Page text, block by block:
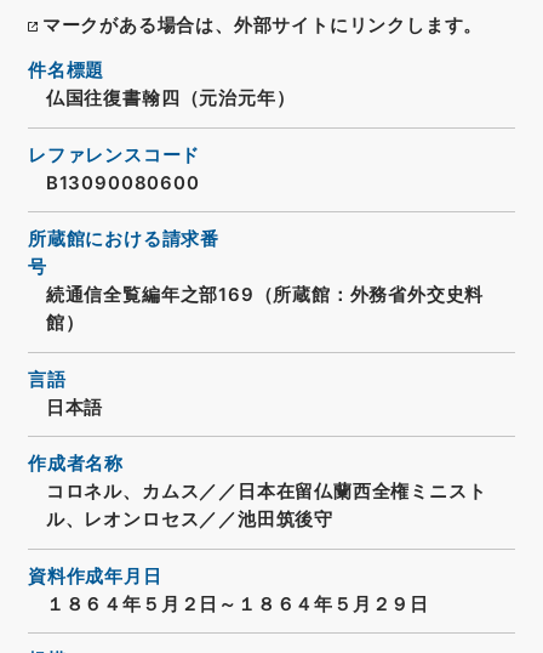
マークがある場合は、外部サイトにリンクします。
件名標題
仏国往復書翰四（元治元年）
レファレンスコード
B13090080600
所蔵館における請求番
号
続通信全覧編年之部169（所蔵館：外務省外交史料
館）
言語
日本語
作成者名称
コロネル、カムス／／日本在留仏蘭西全権ミニスト
ル、レオンロセス／／池田筑後守
資料作成年月日
１８６４年５月２日～１８６４年５月２９日